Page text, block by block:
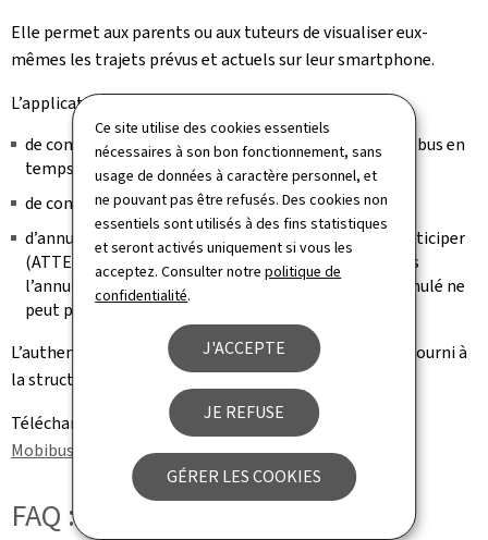
Ce site utilise des cookies essentiels
nécessaires à son bon fonctionnement, sans
usage de données à caractère personnel, et
ne pouvant pas être refusés. Des cookies non
essentiels sont utilisés à des fins statistiques
et seront activés uniquement si vous les
acceptez. Consulter notrepolitique de
confidentialité.
J'ACCEPTE
JE REFUSE
GÉRER LES COOKIES
Elle permet aux parents ou aux tuteurs de visualiser eux-
mêmes les trajets prévus et actuels sur leur smartphone.
L’application mobile permet donc :
de consulter un trajet en cours et voir où se trouve le bus en
temps réel ;
de consulter les trajets planifiés ;
d’annuler un trajet si le bénéficiaire ne peut pas y participer
(ATTENTION : l’annulation d’un trajet n’implique pas
l’annulation du séjour dans la structure. Un trajet annulé ne
peut pas être repris.)
L’authentification se fait par le numéro de téléphone fourni à
la structure.
Téléchargez ici
le manuel d’utilisation de l’application
Mobibus (Pdf, 1,17 Mo).
FAQ : application Mobibus.lu